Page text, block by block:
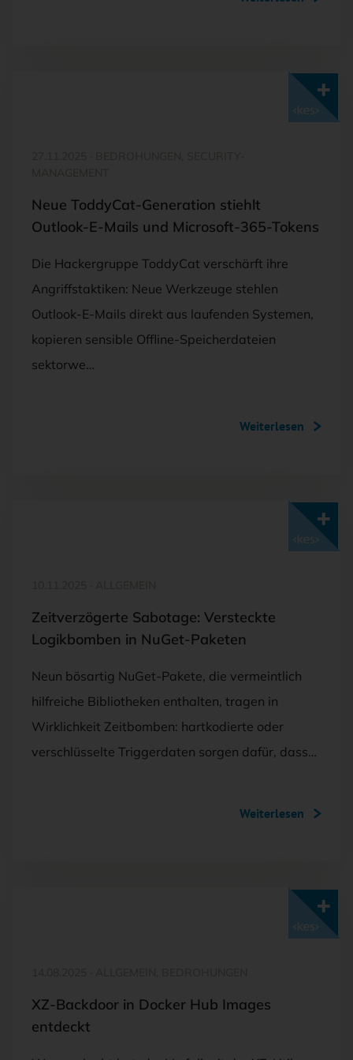
Neue ToddyCat-Generation stiehlt
Outlook-E-Mails und Microsoft-365-Tokens
Die Hackergruppe ToddyCat verschärft ihre
Angriffstaktiken: Neue Werkzeuge stehlen
Outlook-E-Mails direkt aus laufenden Systemen,
kopieren sensible Offline-Speicherdateien
sektorwe…
Weiterlesen
Zeitverzögerte Sabotage: Versteckte
Logikbomben in NuGet-Paketen
Neun bösartig NuGet-Pakete, die vermeintlich
hilfreiche Bibliotheken enthalten, tragen in
Wirklichkeit Zeitbomben: hartkodierte oder
verschlüsselte Triggerdaten sorgen dafür, dass…
Weiterlesen
XZ-Backdoor in Docker Hub Images
entdeckt